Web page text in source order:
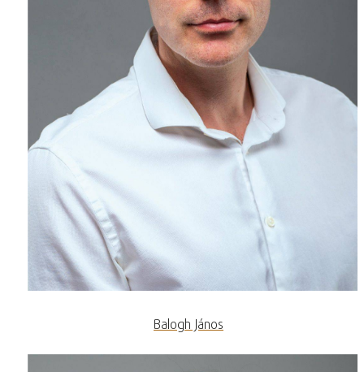
Balogh János